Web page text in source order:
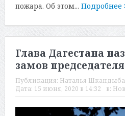
пожара. Об этом... Подробнее
Глава Дагестана
замов
Публикация: Наталья Шкандыба
Дата: 15 июня, 2020 в 14:32 в: